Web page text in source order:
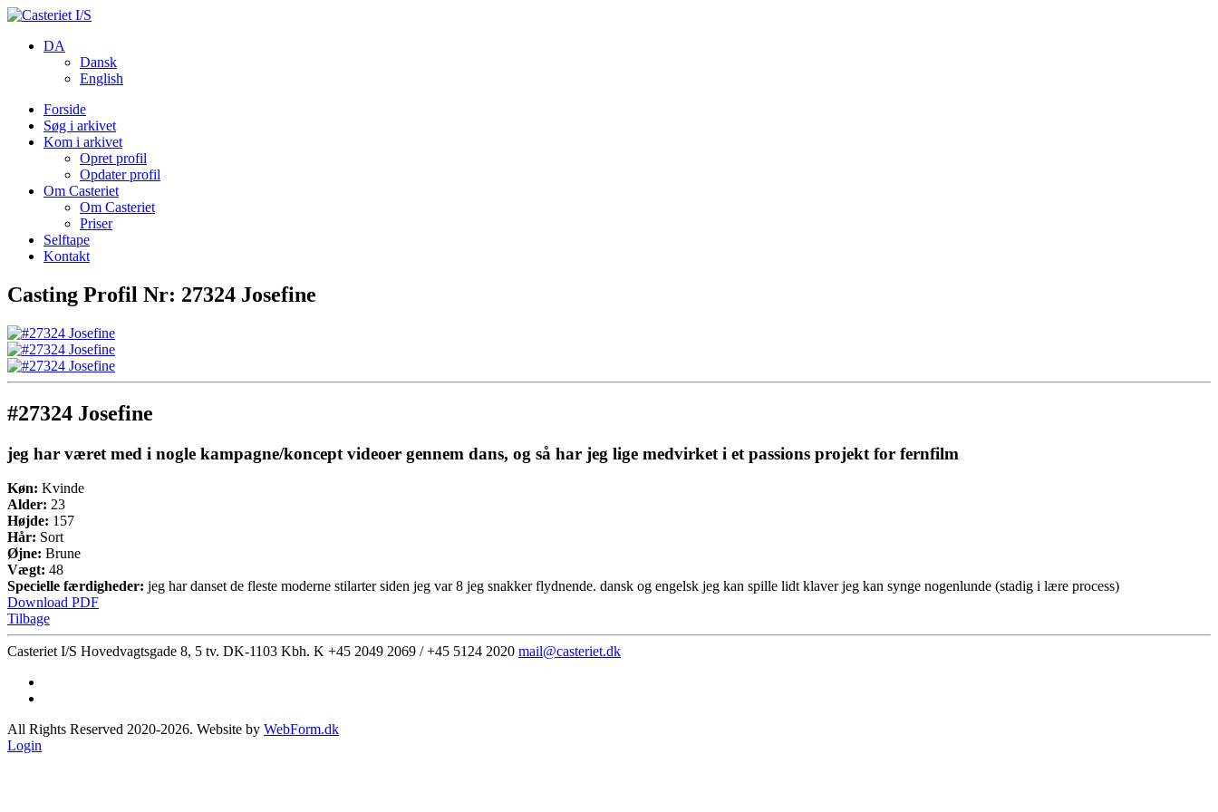
DA
Dansk
English
Forside
Søg i arkivet
Kom i arkivet
Opret profil
Opdater profil
Om Casteriet
Om Casteriet
Priser
Selftape
Kontakt
Casting Profil Nr: 27324 Josefine
#27324 Josefine
jeg har været med i nogle kampagne/koncept videoer gennem dans, og så har jeg lige medvirket i et passions projekt for fernfilm
Køn: Kvinde
Alder: 23
Højde: 157
Hår: Sort
Øjne: Brune
Vægt: 48
Specielle færdigheder: jeg har danset de fleste moderne stilarter siden jeg var 8 jeg snakker flydnende. dansk og engelsk jeg kan spille lidt klaver jeg kan synge nogenlunde (stadig i lære process)
Download PDF
Tilbage
Casteriet I/S Hovedvagtsgade 8, 5 tv. DK-1103 Kbh. K +45 2049 2069 / +45 5124 2020 mail@casteriet.dk
All Rights Reserved 2020-2026. Website by WebForm.dk
Login